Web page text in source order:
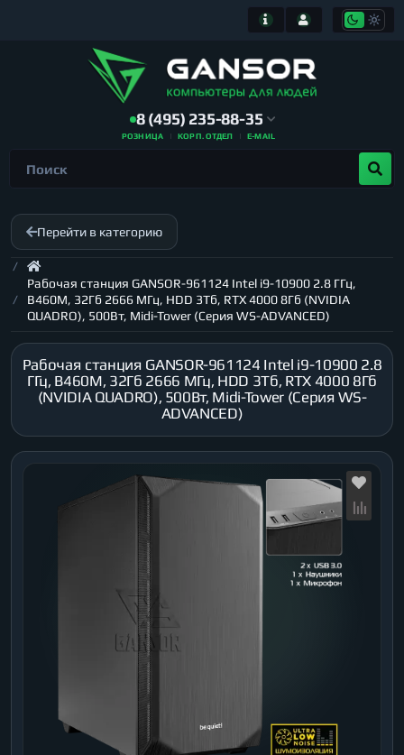
8 (495) 235-88-35
РОЗНИЦА КОРП. ОТДЕЛ E-MAIL
Перейти в категорию
Рабочая станция GANSOR-961124 Intel i9-10900 2.8 ГГц,
B460M, 32Гб 2666 МГц, HDD 3Тб, RTX 4000 8Гб (NVIDIA
QUADRO), 500Вт, Midi-Tower (Серия WS-ADVANCED)
Рабочая станция GANSOR-961124 Intel i9-10900 2.8
ГГц, B460M, 32Гб 2666 МГц, HDD 3Тб, RTX 4000 8Гб
(NVIDIA QUADRO), 500Вт, Midi-Tower (Серия WS-
ADVANCED)